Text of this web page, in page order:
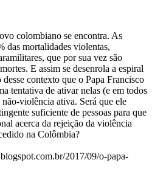
colombiano se encontra. As
das mortalidades violentas,
que por sua vez são
E assim se desenrola a espiral
contexto que o Papa Francisco
tentativa de ativar nelas (e em todos
violência ativa. Será que ele
suficiente de pessoas para que
acerca da rejeição da violência
na Colômbia?
2017/09/o-papa-